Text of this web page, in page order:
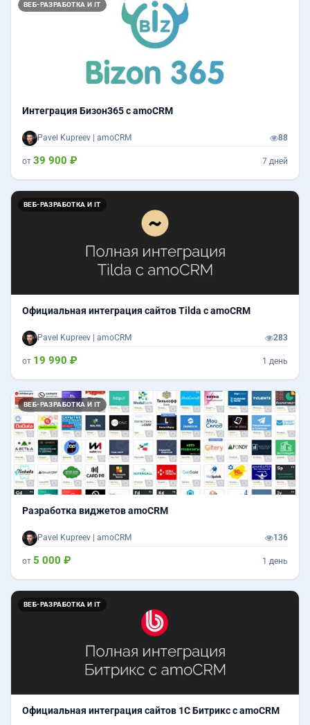
ВЕБ-РАЗРАБОТКА И IT
Интеграция Бизон365 с amoCRM
Pavel Kupreev | amoCRM 88
от 39 900 ₽ 7 дней
ВЕБ-РАЗРАБОТКА И IT
Официальная интеграция сайтов Tilda c amoCRM
Pavel Kupreev | amoCRM 283
от 19 990 ₽ 1 день
ВЕБ-РАЗРАБОТКА И IT
Разработка виджетов amoCRM
Pavel Kupreev | amoCRM 136
от 5 000 ₽ 1 день
ВЕБ-РАЗРАБОТКА И IT
Официальная интеграция сайтов 1C Битрикс с amoCRM